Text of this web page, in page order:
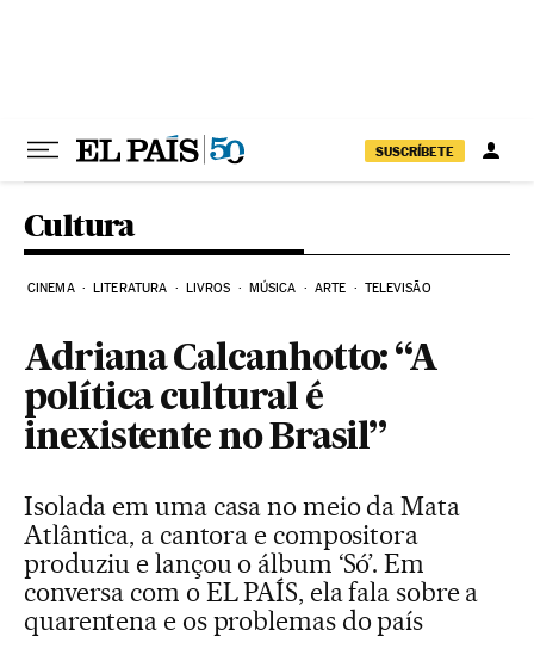
SUSCRÍBETE
Cultura
CINEMA LITERATURA LIVROS MÚSICA ARTE TELEVISÃO
Adriana Calcanhotto: “A
política cultural é
inexistente no Brasil”
Isolada em uma casa no meio da Mata
Atlântica, a cantora e compositora
produziu e lançou o álbum ‘Só’. Em
conversa com o EL PAÍS, ela fala sobre a
quarentena e os problemas do país